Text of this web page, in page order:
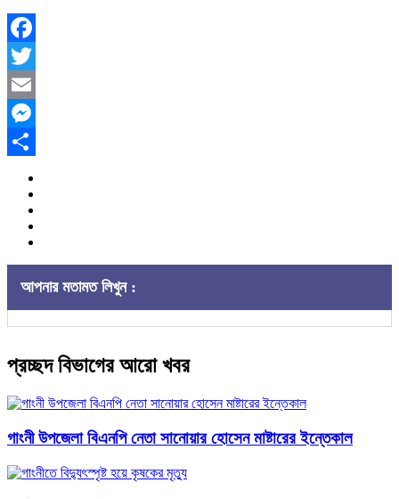
Facebook
Twitter
Email
Messenger
আপনার মতামত লিখুন :
প্রচ্ছদ বিভাগের আরো খবর
গাংনী উপজেলা বিএনপি নেতা সানোয়ার হোসেন মাষ্টারের ইন্তেকাল